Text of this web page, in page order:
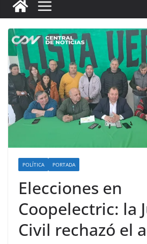
POLÍTICA PORTADA
Elecciones en
Coopelectric: la
Civil rechazó el